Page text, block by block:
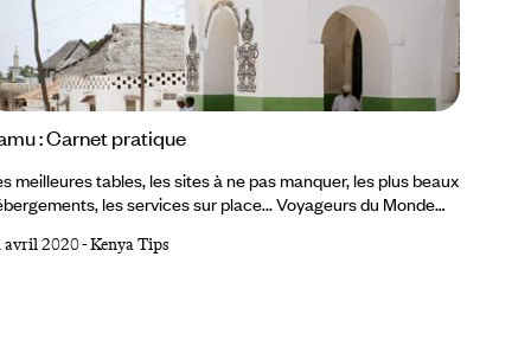
: Carnet pratique
meilleures tables, les sites à ne pas manquer, les plus beaux
les services sur place... Voyageurs du Monde
Fort de Shela À L’entrée du chenal, les dunes plongent
avril 2020-Kenya Tips